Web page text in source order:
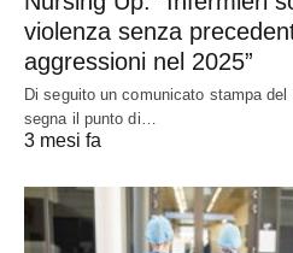
violenza senza
aggressioni nel 2025”
Di seguito un comunicato stampa
segna il punto di…
3 mesi fa